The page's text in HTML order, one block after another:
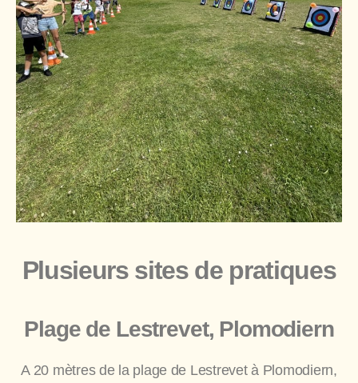
Plusieurs sites de pratiques
Plage de Lestrevet, Plomodiern
A 20 mètres de la plage de Lestrevet à Plomodiern,